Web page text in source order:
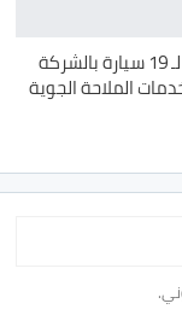
مزاد جديد لـ 19 سيارة بالشركة
الملاحة الجوية